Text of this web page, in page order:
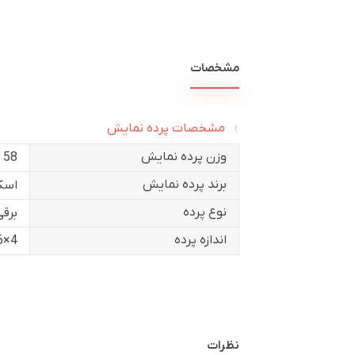
مشخصات
مشخصات پرده نمایش
وزن پرده نمایش
58 کیلوگرم
برند پرده نمایش
نوع پرده
اندازه پرده
4×6
نظرات